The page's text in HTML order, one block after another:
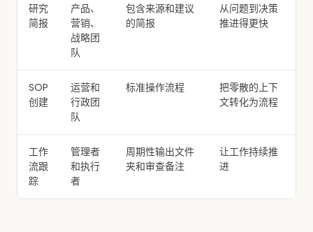
研究
简报
产品、
营销、
战略团
队
包含来源和建议
的简报
从问题到决策
推进得更快
SOP
创建
运营和
行政团
队
标准操作流程
把零散的上下
文转化为流程
工作
流跟
踪
管理者
和执行
者
周期性输出文件
夹和审查备注
让工作持续推
进